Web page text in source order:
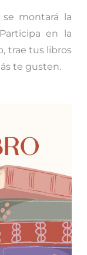
montará la
en la
trae tus libros
te gusten.